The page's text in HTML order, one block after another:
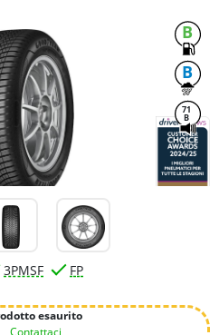
B
B
71
B
3PMSF FP
esaurito
Contattaci